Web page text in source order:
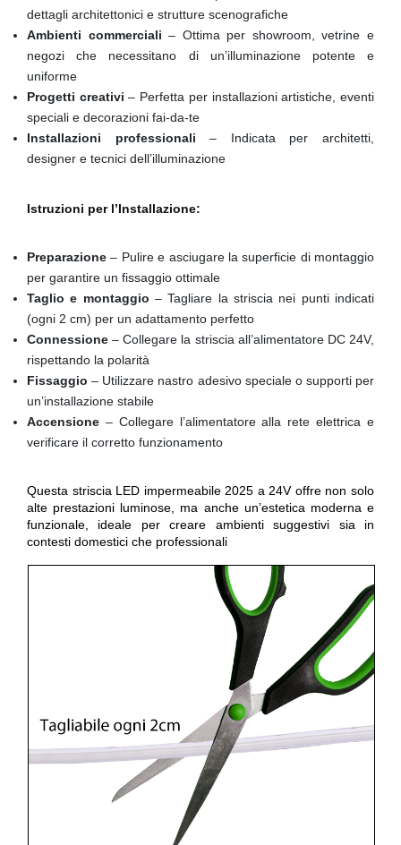
dettagli architettonici e strutture scenografiche
Ambienti commerciali – Ottima per showroom, vetrine e
negozi che necessitano di un’illuminazione potente e
uniforme
Progetti creativi – Perfetta per installazioni artistiche, eventi
speciali e decorazioni fai-da-te
Installazioni professionali – Indicata per architetti,
designer e tecnici dell’illuminazione
Istruzioni per l’Installazione:
Preparazione – Pulire e asciugare la superficie di montaggio
per garantire un fissaggio ottimale
Taglio e montaggio – Tagliare la striscia nei punti indicati
(ogni 2 cm) per un adattamento perfetto
Connessione– Collegare la striscia all’alimentatore DC 24V,
rispettando la polarità
Fissaggio – Utilizzare nastro adesivo speciale o supporti per
un’installazione stabile
Accensione – Collegare l’alimentatore alla rete elettrica e
verificare il corretto funzionamento
Questa striscia LED impermeabile 2025 a 24V offre non solo
alte prestazioni luminose, ma anche un’estetica moderna e
funzionale, ideale per creare ambienti suggestivi sia in
contesti domestici che professionali